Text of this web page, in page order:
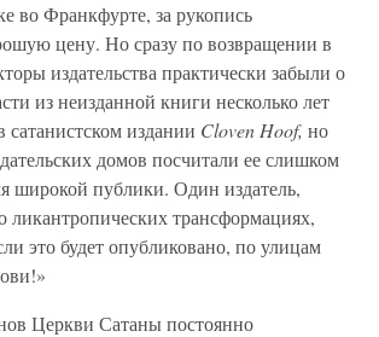
во Франкфурте, за рукопись
цену. Но сразу по возвращении в
издательства практически забыли о
из неизданной книги несколько лет
сатанистском издании Cloven Hoof, но
домов посчитали ее слишком
широкой публики. Один издатель,
ликантропических трансформациях,
это будет опубликовано, по улицам
Церкви Сатаны постоянно